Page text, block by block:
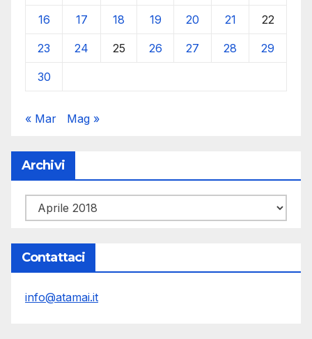
16 17 18 19 20 21 22
23 24 25 26 27 28 29
30
« Mar Mag »
Archivi
Archivi
Contattaci
info@atamai.it